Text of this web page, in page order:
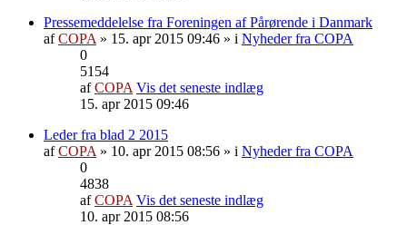
Pressemeddelelse fra Foreningen af Pårørende i Danmark
afCOPA » 15. apr 2015 09:46 » i Nyheder fra COPA
0
5154
afCOPA Vis det seneste indlæg
15. apr 2015 09:46
Leder fra blad 2 2015
afCOPA » 10. apr 2015 08:56 » i Nyheder fra COPA
0
4838
afCOPA Vis det seneste indlæg
10. apr 2015 08:56